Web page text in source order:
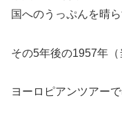
国へのうっぷんを晴
その5年後の1957年（
ヨーロピアンツアー